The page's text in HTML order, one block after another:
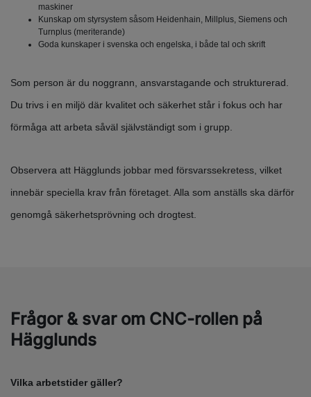
maskiner
Kunskap om styrsystem såsom Heidenhain, Millplus, Siemens och
Turnplus (meriterande)
Goda kunskaper i svenska och engelska, i både tal och skrift
Som person är du noggrann, ansvarstagande och strukturerad.
Du trivs i en miljö där kvalitet och säkerhet står i fokus och har
förmåga att arbeta såväl självständigt som i grupp.
Observera att Hägglunds jobbar med försvarssekretess, vilket
innebär speciella krav från företaget. Alla som anställs ska därför
genomgå säkerhetsprövning och drogtest.
Frågor & svar om CNC-rollen på
Hägglunds
Vilka arbetstider gäller?